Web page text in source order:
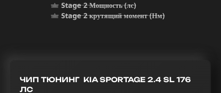
Stage 2 Мощность (лс)
Stage 2 крутящий момент (Нм)
ЧИП ТЮНИНГ KIA SPORTAGE 2.4 SL 176
ЛС